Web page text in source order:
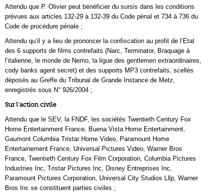
Attendu que P. Olivier peut bénéficier du sursis dans les conditions
prévues aux articles 132-29 à 132-39 du Code pénal et 734 à 736 du
Code de procédure pénale ;
Attendu qu’il y a lieu de prononcer la confiscation au profit de l’Etat
des 6 supports de films contrefaits (Narc, Terminator, Braquage à
l’italienne, le monde de Nemo, la ligue des gentlemen extraordinaires,
cody banks agent secret) et des supports MP3 contrefaits, scellés
déposés au Greffe du Tribunal de Grande Instance de Metz,
enregistrés sous N° 926/2004 ;
Sur l’action civile
Attendu que le SEV, la FNDF, les sociétés Twentieth Century Fox
Home Entertainment France, Buena Vista Home Entertainment,
Gaumont Columbia Tristar Home Video, Paramount Home
Entertainement France, Universal Pictures Video, Warner Bros
France, Twentieth Century Fox Film Corporation, Columbia Pictures
Industries Inc, Tristar Pictures Inc, Disney Entreprises Inc,
Paramount Pictures Corporation, Universal City Studios Lllp, Warner
Bros Inc se constituent parties civiles ;